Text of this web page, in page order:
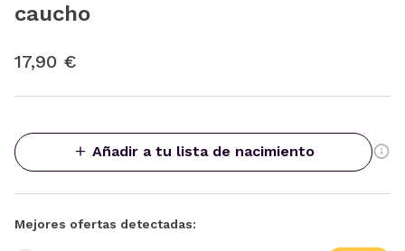
caucho
17,90 €
Añadir a tu lista de nacimiento
Mejores ofertas detectadas: